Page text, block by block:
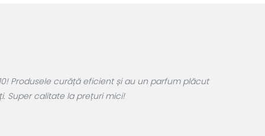
Produsele curăță eficient și au un parfum plăcut
Super calitate la prețuri mici!